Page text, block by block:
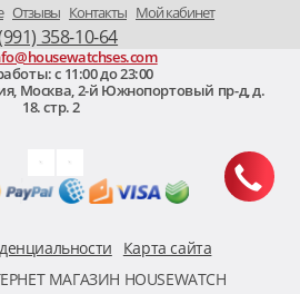
Отзывы Контакты Мой кабинет
358-10-64
Карта сайта
c 11:00 до 23:00
Москва 2-й Южнопортовый пр-д, д.
18. стр. 2
МАГАЗИН HOUSEWATCH